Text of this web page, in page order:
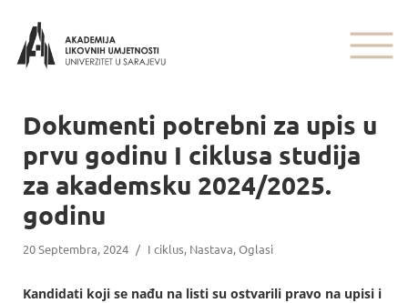
Dokumenti potrebni za upis u
prvu godinu I ciklusa studija
za akademsku 2024/2025.
godinu
20 Septembra, 2024 / I ciklus, Nastava,Oglasi
Kandidati koji se nađu na listi su ostvarili pravo na upisi i